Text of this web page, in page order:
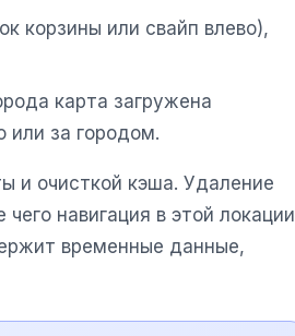
корзины или свайп влево),
карта загружена
или за городом.
и очисткой кэша. Удаление
навигация в этой локации
временные данные,